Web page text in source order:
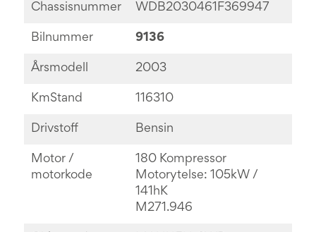
Chassisnummer WDB2030461F369947
Bilnummer 9136
Årsmodell 2003
KmStand 116310
Drivstoff Bensin
Motor /
motorkode
180 Kompressor
Motorytelse: 105kW /
141hK
M271.946